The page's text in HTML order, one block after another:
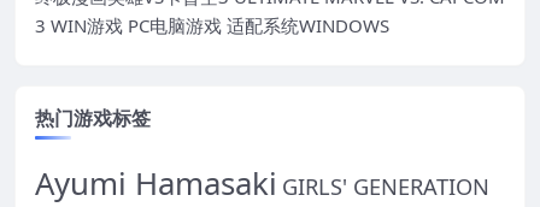
3 WIN游戏 PC电脑游戏 适配系统WINDOWS
热门游戏标签
Ayumi Hamasaki GIRLS' GENERATION